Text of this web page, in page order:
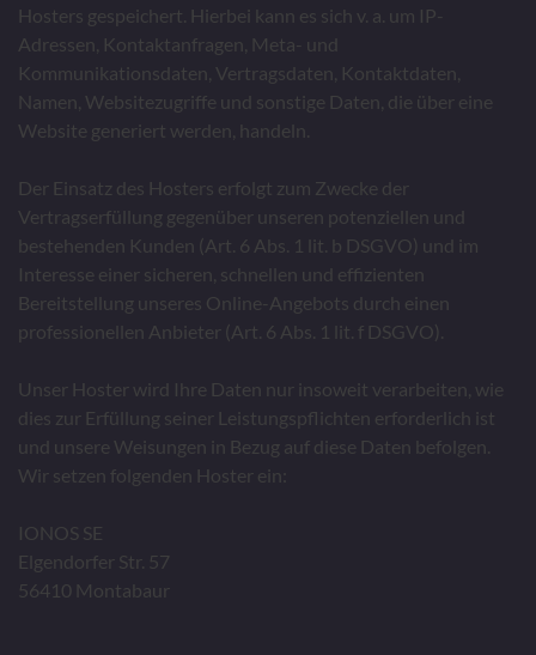
Hosters gespeichert. Hierbei kann es sich v. a. um IP-
Adressen, Kontaktanfragen, Meta- und
Kommunikationsdaten, Vertragsdaten, Kontaktdaten,
Namen, Websitezugriffe und sonstige Daten, die über eine
Website generiert werden, handeln.
Der Einsatz des Hosters erfolgt zum Zwecke der
Vertragserfüllung gegenüber unseren potenziellen und
bestehenden Kunden (Art. 6 Abs. 1 lit. b DSGVO) und im
Interesse einer sicheren, schnellen und effizienten
Bereitstellung unseres Online-Angebots durch einen
professionellen Anbieter (Art. 6 Abs. 1 lit. f DSGVO).
Unser Hoster wird Ihre Daten nur insoweit verarbeiten, wie
dies zur Erfüllung seiner Leistungspflichten erforderlich ist
und unsere Weisungen in Bezug auf diese Daten befolgen.
Wir setzen folgenden Hoster ein:
IONOS SE
Elgendorfer Str. 57
56410 Montabaur